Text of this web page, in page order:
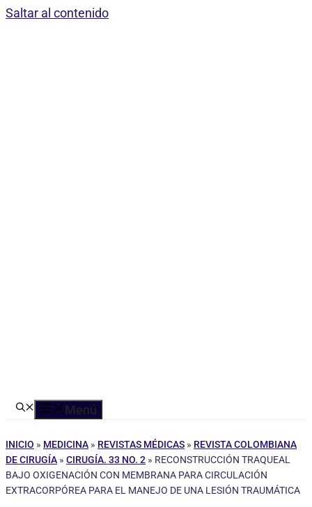
Saltar al contenido
Menú
INICIO » MEDICINA » REVISTAS MÉDICAS » REVISTA COLOMBIANA
DE CIRUGÍA » CIRUGÍA. 33 NO. 2 » RECONSTRUCCIÓN TRAQUEAL
BAJO OXIGENACIÓN CON MEMBRANA PARA CIRCULACIÓN
EXTRACORPÓREA PARA EL MANEJO DE UNA LESIÓN TRAUMÁTICA